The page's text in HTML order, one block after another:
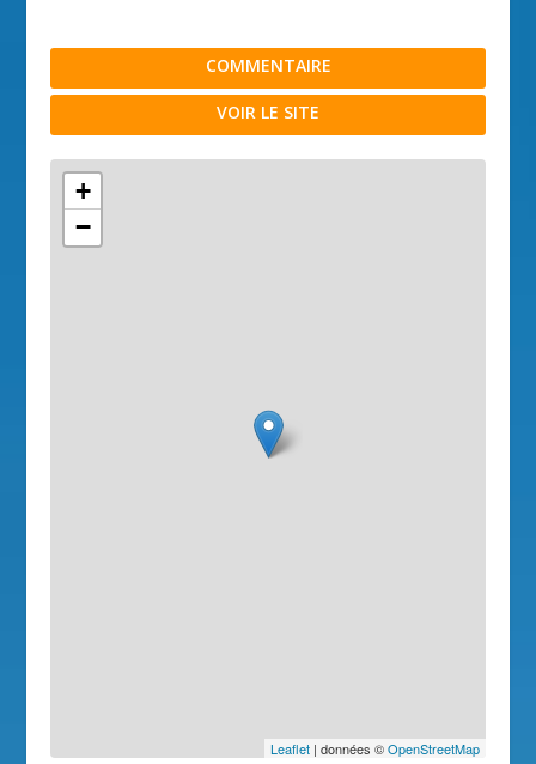
COMMENTAIRE
VOIR LE SITE
+
−
Leaflet| données ©OpenStreetMap